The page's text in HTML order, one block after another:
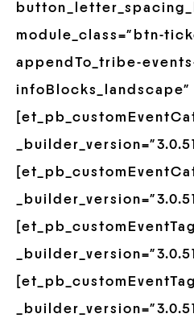
module_class=”btn-
appendTo_tribe-
infoBlocks_landscape”